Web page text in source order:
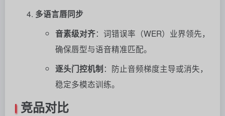
多语言唇同步
音素级对齐：词错误率（WER）业界领先，
确保唇型与语音精准匹配。
逐头门控机制：防止音频梯度主导或消失，
稳定多模态训练。
竞品对比